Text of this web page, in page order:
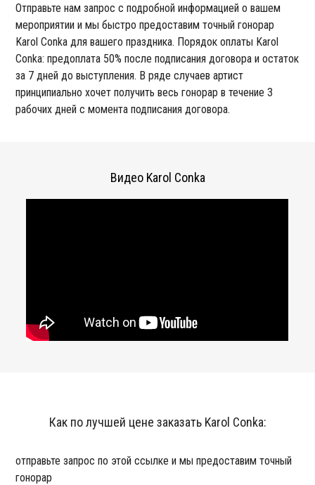
Отправьте нам запрос с подробной информацией о вашем
мероприятии и мы быстро предоставим точный гонорар
Karol Conka для вашего праздника. Порядок оплаты Karol
Conka: предоплата 50% после подписания договора и остаток
за 7 дней до выступления. В ряде случаев артист
принципиально хочет получить весь гонорар в течение 3
рабочих дней с момента подписания договора.
Видео Karol Conka
Как по лучшей цене заказать Karol Conka:
отправьте запрос по этой ссылке и мы предоставим точный
гонорар